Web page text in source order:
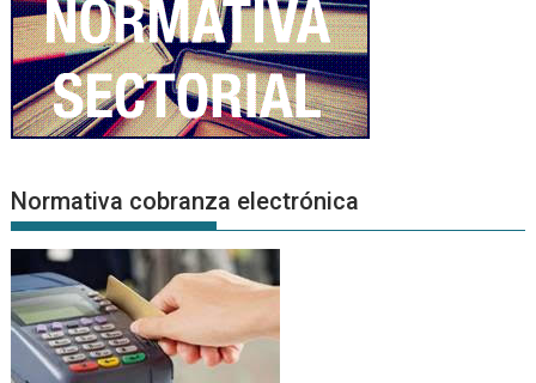
Normativa cobranza electrónica